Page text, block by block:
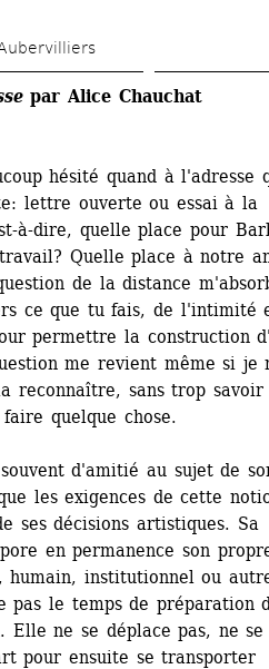
par Alice Chauchat
hésité quand à l'adresse
lettre ouverte ou essai à la
à-dire, quelle place pour
Quelle place à notre
de la distance
ce que tu fais, de l'intimité
permettre la construction
me revient même si je
reconnaître, sans trop savoir
quelque chose.
d'amitié au sujet de
les exigences de cette
ses décisions artistiques. Sa
en permanence son
humain, institutionnel ou
pas le temps de préparation
Elle ne se déplace pas, ne se
pour ensuite se transporter